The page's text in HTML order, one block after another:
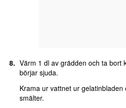
Värm 1 dl av grädden och ta bort
börjar sjuda.
Krama ur vattnet ur
smälter.